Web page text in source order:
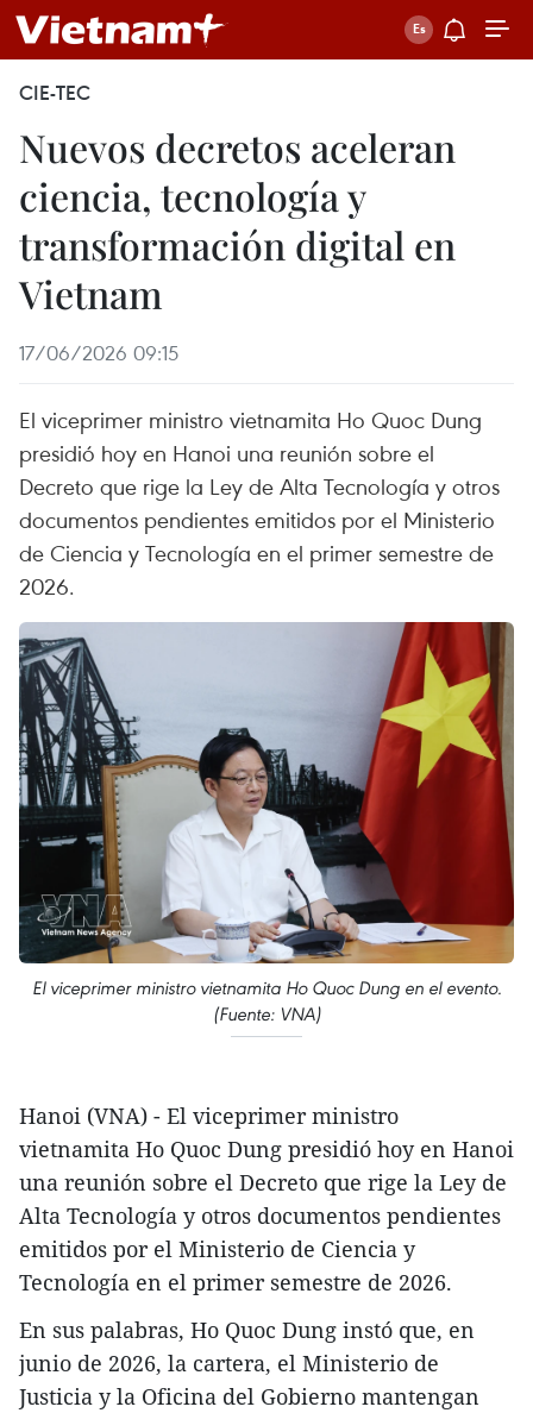
CIE-TEC
Nuevos decretos aceleran
ciencia, tecnología y
transformación digital en
Vietnam
17/06/2026 09:15
El viceprimer ministro vietnamita Ho Quoc Dung
presidió hoy en Hanoi una reunión sobre el
Decreto que rige la Ley de Alta Tecnología y otros
documentos pendientes emitidos por el Ministerio
de Ciencia y Tecnología en el primer semestre de
2026.
El viceprimer ministro vietnamita Ho Quoc Dung en el evento.
(Fuente: VNA)
Hanoi (VNA) - El viceprimer ministro
vietnamita Ho Quoc Dung presidió hoy en Hanoi
una reunión sobre el Decreto que rige la Ley de
Alta Tecnología y otros documentos pendientes
emitidos por el Ministerio de Ciencia y
Tecnología en el primer semestre de 2026.
En sus palabras, Ho Quoc Dung instó que, en
junio de 2026, la cartera, el Ministerio de
Justicia y la Oficina del Gobierno mantengan